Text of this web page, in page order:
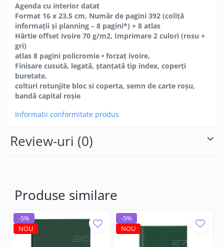
Agenda cu interior datat
Format 16 x 23,5 cm, Număr de pagini 392 (coliţă
informaţii și planning – 8 pagini*) + 8 atlas
Hârtie offset ivoire 70 g/m2, Imprimare 2 culori (rosu +
gri)
atlas 8 pagini policromie • forzaţ ivoire,
Finisare cusută, legată, ștanţată tip index, coperţi
buretate,
colturi rotunjite bloc si coperta, semn de carte roșu,
bandă capital roșie
Informatii conformitate produs
Review-uri (0)
Produse similare
-5%
NOU
-5%
NOU